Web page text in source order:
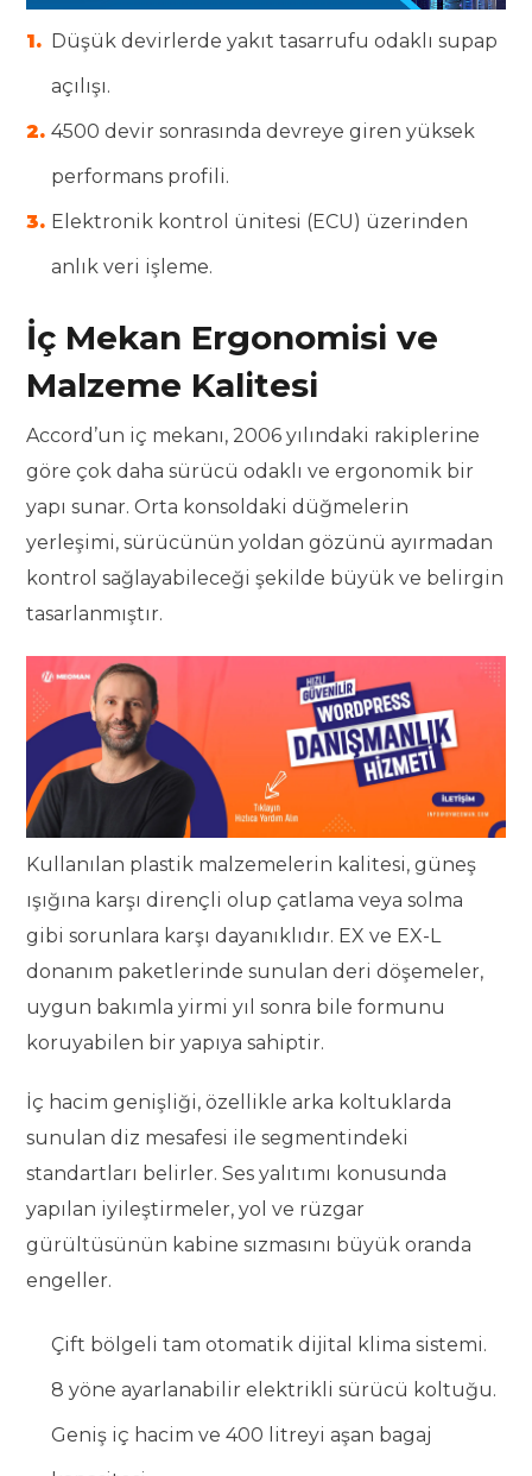
Düşük devirlerde yakıt tasarrufu odaklı supap
açılışı.
4500 devir sonrasında devreye giren yüksek
performans profili.
Elektronik kontrol ünitesi (ECU) üzerinden
anlık veri işleme.
İç Mekan Ergonomisi ve
Malzeme Kalitesi
Accord’un iç mekanı, 2006 yılındaki rakiplerine
göre çok daha sürücü odaklı ve ergonomik bir
yapı sunar. Orta konsoldaki düğmelerin
yerleşimi, sürücünün yoldan gözünü ayırmadan
kontrol sağlayabileceği şekilde büyük ve belirgin
tasarlanmıştır.
Kullanılan plastik malzemelerin kalitesi, güneş
ışığına karşı dirençli olup çatlama veya solma
gibi sorunlara karşı dayanıklıdır. EX ve EX-L
donanım paketlerinde sunulan deri döşemeler,
uygun bakımla yirmi yıl sonra bile formunu
koruyabilen bir yapıya sahiptir.
İç hacim genişliği, özellikle arka koltuklarda
sunulan diz mesafesi ile segmentindeki
standartları belirler. Ses yalıtımı konusunda
yapılan iyileştirmeler, yol ve rüzgar
gürültüsünün kabine sızmasını büyük oranda
engeller.
Çift bölgeli tam otomatik dijital klima sistemi.
8 yöne ayarlanabilir elektrikli sürücü koltuğu.
Geniş iç hacim ve 400 litreyi aşan bagaj